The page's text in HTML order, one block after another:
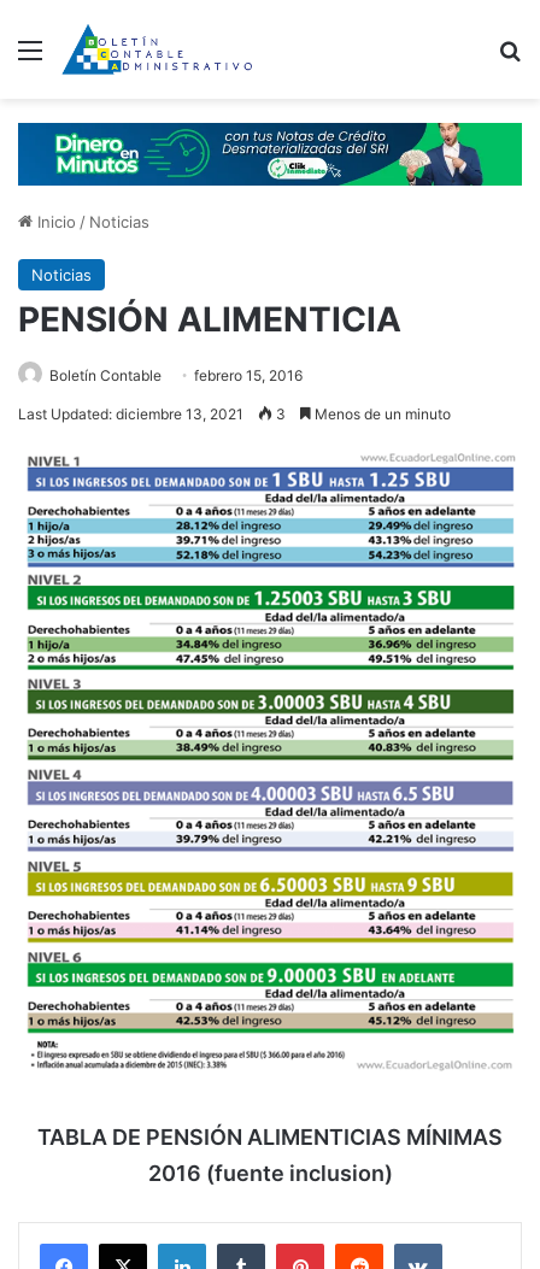
Menú
Inicio / Noticias
Noticias
PENSIÓN ALIMENTICIA
Boletín Contable febrero 15, 2016
Last Updated: diciembre 13, 2021 3 Menos de un minuto
TABLA DE PENSIÓN ALIMENTICIAS MÍNIMAS
2016 (fuente inclusion)
LinkedIn